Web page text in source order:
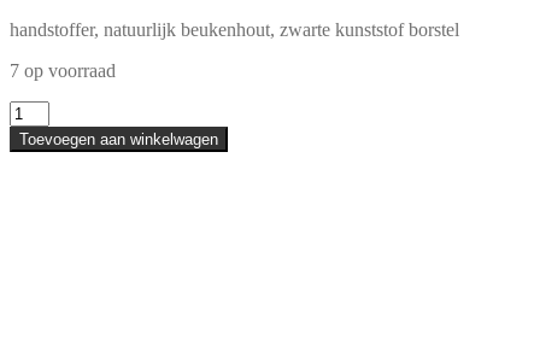
handstoffer, natuurlijk beukenhout, zwarte kunststof borstel
7 op voorraad
handstoffer,
natuurlijk
beukenhout,
Toevoegen aan winkelwagen